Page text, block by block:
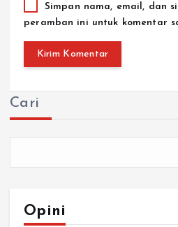
Simpan nama, email, dan
peramban ini untuk komentar
Cari
Opini